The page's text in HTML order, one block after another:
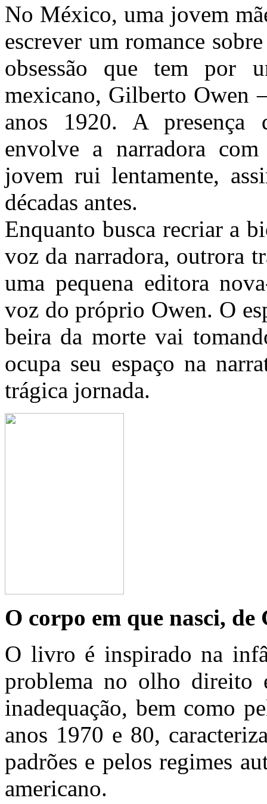
No México, uma jovem
escrever um romance
obsessão que tem por
mexicano, Gilberto Owen
anos 1920. A presença
envolve a narradora
jovem rui lentamente,
décadas antes.
Enquanto busca recriar a
voz da narradora, outrora
uma pequena editora
voz do próprio Owen. O
beira da morte vai
ocupa seu espaço na
trágica jornada.
O corpo em que nasci,
O livro é inspirado na
problema no olho direito
inadequação, bem como
anos 1970 e 80,
padrões e pelos regimes
americano.